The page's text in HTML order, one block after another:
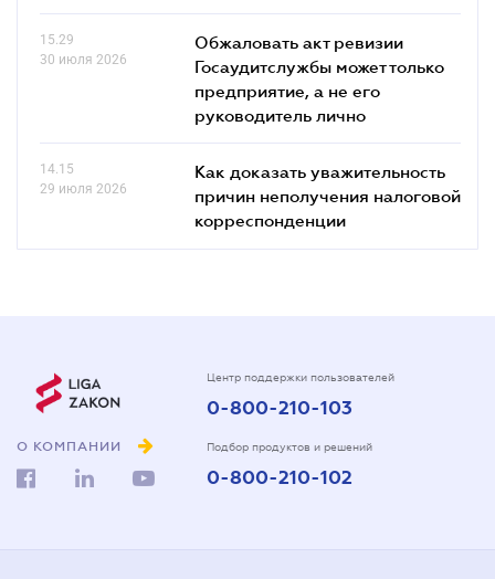
15.29
30 июля 2026
Обжаловать акт ревизии
Госаудитслужбы может только
предприятие, а не его
руководитель лично
14.15
29 июля 2026
Как доказать уважительность
причин неполучения налоговой
корреспонденции
О КОМПАНИИ
Центр поддержки пользователей
0-800-210-103
Подбор продуктов и решений
0-800-210-102